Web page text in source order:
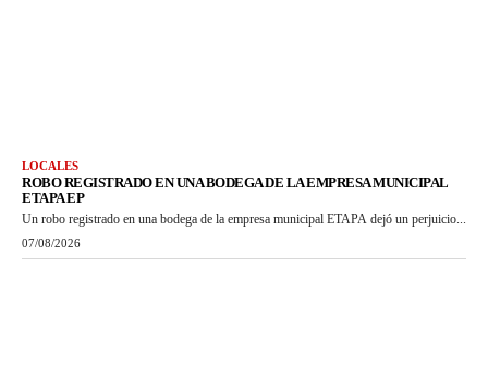
LOCALES
ROBO REGISTRADO EN UNA BODEGA DE LA EMPRESA MUNICIPAL
ETAPA EP
Un robo registrado en una bodega de la empresa municipal ETAPA dejó un perjuicio...
07/08/2026